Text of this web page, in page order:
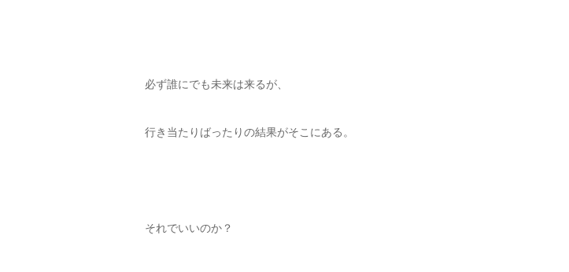
必ず誰にでも未来は来るが、
行き当たりばったりの結果がそこにある。
それでいいのか？